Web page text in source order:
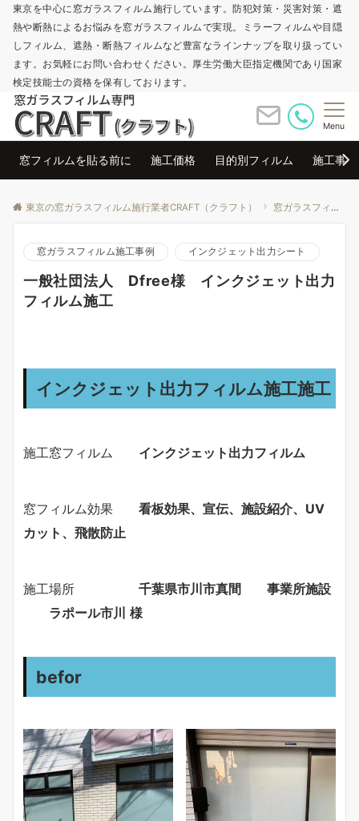
東京を中心に窓ガラスフィルム施行しています。防犯対策・災害対策・遮
熱や断熱によるお悩みを窓ガラスフィルムで実現。ミラーフィルムや目隠
しフィルム、遮熱・断熱フィルムなど豊富なラインナップを取り扱ってい
ます。お気軽にお問い合わせください。厚生労働大臣指定機関であり国家
検定技能士の資格を保有しております。
Menu
窓フィルムを貼る前に 施工価格 目的別フィルム 施工事例
東京の窓ガラスフィルム施行業者CRAFT（クラフト） 窓ガラスフィルム施工事例
窓ガラスフィルム施工事例 インクジェット出力シート
一般社団法人 Dfree様 インクジェット出力
フィルム施工
インクジェット出力フィルム施工施工
施工窓フィルム インクジェット出力フィルム
窓フィルム効果 看板効果、宣伝、施設紹介、UV
カット、飛散防止
施工場所 千葉県市川市真間
事業所施設
ラポール市川 様
befor